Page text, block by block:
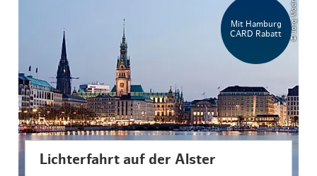
Mit Hamburg
CARD Rabatt
© Jörg Modrow
Lichterfahrt auf der Alster